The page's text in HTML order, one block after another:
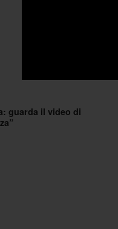
guarda il video di